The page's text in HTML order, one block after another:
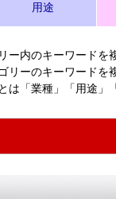
用途
ー内のキーワードを
リーのキーワードを
は「業種」「用途」